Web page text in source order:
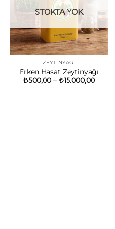
STOKTA YOK
ZEYTINYAĞI
Erken Hasat Zeytinyağı
₺500,00 – ₺15.000,00Fiyat